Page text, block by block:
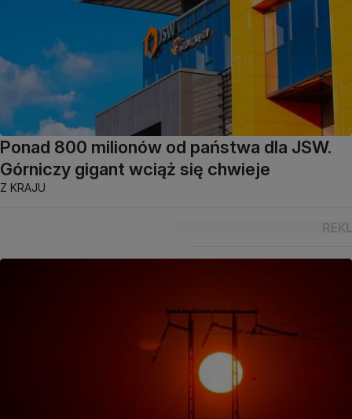
Ponad 800 milionów od państwa dla JSW.
Górniczy gigant wciąż się chwieje
Z KRAJU